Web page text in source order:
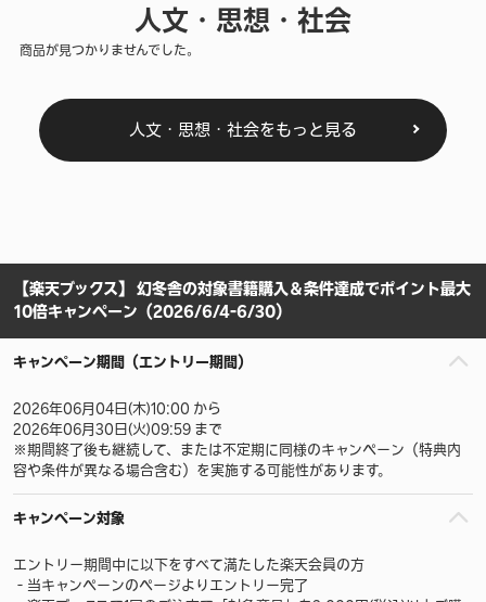
人文・思想・社会
商品が見つかりませんでした。
人文・思想・社会をもっと見る
【楽天ブックス】 幻冬舎の対象書籍購入＆条件達成でポイント最大
10倍キャンペーン（2026/6/4-6/30）
キャンペーン期間（エントリー期間）
2026年06月04日(木)10:00 から
2026年06月30日(火)09:59 まで
※期間終了後も継続して、または不定期に同様のキャンペーン（特典内
容や条件が異なる場合含む）を実施する可能性があります。
キャンペーン対象
エントリー期間中に以下をすべて満たした楽天会員の方
‐当キャンペーンのページよりエントリー完了